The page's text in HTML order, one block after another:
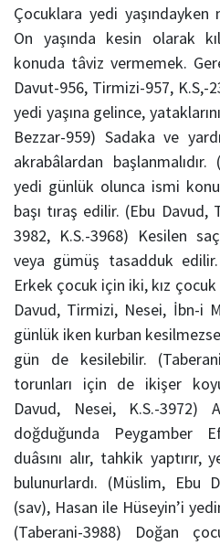
Çocuklara yedi yaşındayken
On yaşında kesin olarak
konuda tâviz vermemek.
Davut-956, Tirmizi-957, K.S,-
yedi yaşına gelince,
Bezzar-959) Sadaka ve
akrabâlardan
yedi günlük olunca ismi
başı tıraş edilir. (Ebu
3982, K.S.-3968) Kesilen
veya gümüş tasadduk
Erkek çocuk için iki, kız
Davud, Tirmizi, Nesei, İbn-i
günlük iken kurban
gün de kesilebilir.
torunları için de ikişer
Davud, Nesei, K.S.-3972)
doğduğunda Peygamber
duâsını alır, tahkik
bulunurlardı. (Müslim, Ebu
(sav), Hasan ile Hüseyin’i
(Taberani-3988) Doğan